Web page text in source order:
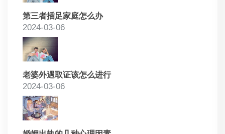
第三者插足家庭怎么办
2024-03-06
老婆外遇取证该怎么进行
2024-03-06